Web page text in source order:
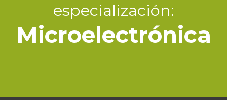
especialización:
Microelectrónica